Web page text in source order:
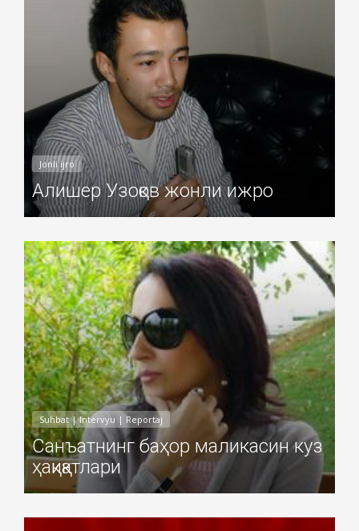
Jonli ijro
Алишер Узоқов жонли ижро
Suhbat | Intervyu | Reportaj
Санъатнинг баҳор маликасин куз
ҳақиқатлари